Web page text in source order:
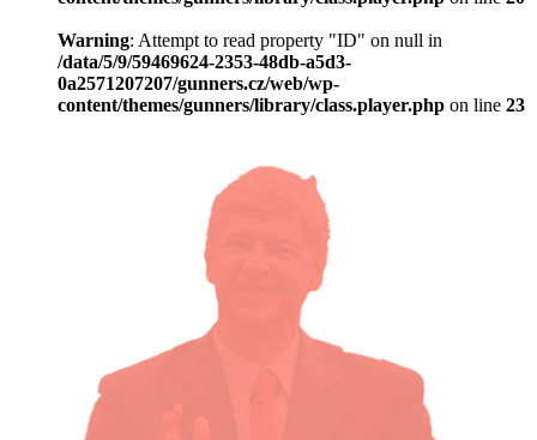
Warning: Attempt to read property "ID" on null in
/data/5/9/59469624-2353-48db-a5d3-
0a2571207207/gunners.cz/web/wp-
content/themes/gunners/library/class.player.php on line 23